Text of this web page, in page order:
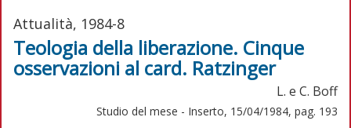
Attualità, 1984-8
Teologia della liberazione. Cinque
osservazioni al card. Ratzinger
L. e C. Boff
Studio del mese - Inserto, 15/04/1984, pag. 193